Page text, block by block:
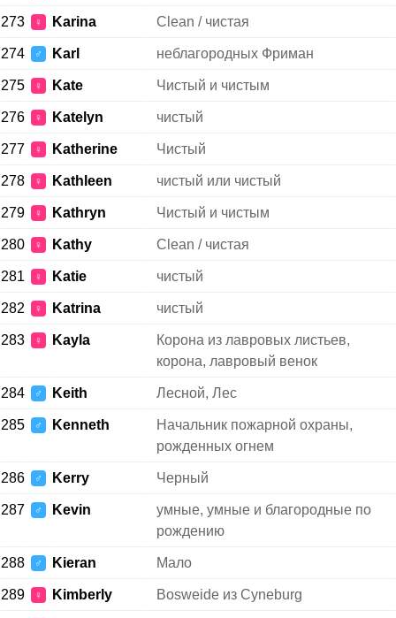
273 ♀ Karina Clean / чистая
274 ♂ Karl неблагородных Фриман
275 ♀ Kate Чистый и чистым
276 ♀ Katelyn чистый
277 ♀ Katherine Чистый
278 ♀ Kathleen чистый или чистый
279 ♀ Kathryn Чистый и чистым
280 ♀ Kathy Clean / чистая
281 ♀ Katie чистый
282 ♀ Katrina чистый
283 ♀ Kayla
Корона из лавровых листьев,
корона, лавровый венок
284 ♂ Keith Лесной, Лес
285 ♂ Kenneth
Начальник пожарной охраны,
рожденных огнем
286 ♂ Kerry Черный
287 ♂ Kevin
умные, умные и благородные по
рождению
288 ♂ Kieran Мало
289 ♀ Kimberly Bosweide из Cyneburg